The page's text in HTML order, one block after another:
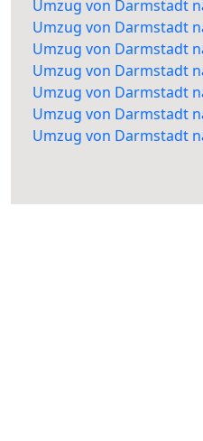
Umzug von Darmstadt
Umzug von Darmstadt
Umzug von Darmstadt
Umzug von Darmstadt
Umzug von Darmstadt
Umzug von Darmstadt
Umzug von Darmstadt